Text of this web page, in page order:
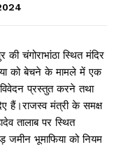
की चंगोराभांठा स्थित मंदिर
को बेचने के मामले में एक
प्रस्तुत करने तथा
हैं।राजस्व मंत्री के समक्ष
तालाब पर स्थित
भूमाफिया को नियम